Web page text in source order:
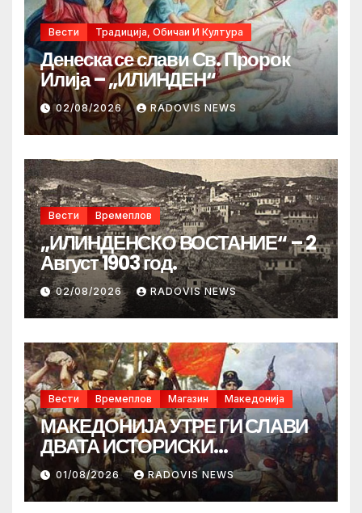
Вести Традиција, Обичаи И Култура
Денеска се слави Св. Пророк
Илија – „ИЛИНДЕН“
02/08/2026 RADOVIS NEWS
Вести Времеплов
„ИЛИНДЕНСКО ВОСТАНИЕ“ – 2
Август 1903 год.
02/08/2026 RADOVIS NEWS
Вести Времеплов Магазин Македонија
МАКЕДОНИЈА УТРЕ ГИ СЛАВИ
ДВАТА ИСТОРИСКИ
ИЛИНДЕНА!
01/08/2026 RADOVIS NEWS